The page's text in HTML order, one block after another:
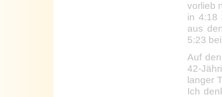
vorlieb
in 4:18
aus
5:23
Auf
42-
langer
Ich